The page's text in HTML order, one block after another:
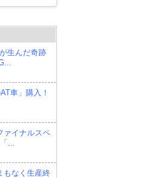
生んだ奇跡
車」購入！
ァイナルスペ
...
もなく生産終